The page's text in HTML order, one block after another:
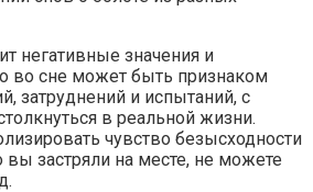
негативные значения и
во сне может быть признаком
затруднений и испытаний, с
в реальной жизни.
чувство безысходности
вы застряли на месте, не можете